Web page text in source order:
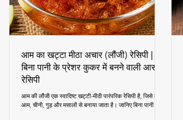
आम का खट्टा मीठा अचार (लौंजी) रेसिपी |
बिना पानी के प्रेशर कुकर में बनने वाली आसान
रेसिपी
आम की लौंजी एक स्वादिष्ट खट्टी-मीठी पारंपरिक रेसिपी है, जिसे कच्चे
आम, चीनी, गुड़ और मसालों से बनाया जाता है। जानिए बिना पानी के